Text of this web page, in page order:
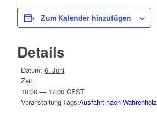
Zum Kalender hinzufügen
Details
Datum: 6. Juni
Zeit:
10:00 — 17:00 CEST
Veranstaltung-Tags:Ausfahrt nach Wahrenholz